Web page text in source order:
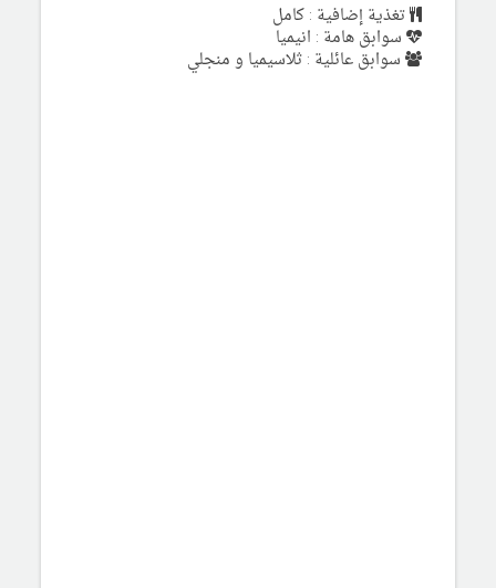
تغذية إضافية : كامل
سوابق هامة : انيميا
سوابق عائلية : ثلاسيميا و منجلي